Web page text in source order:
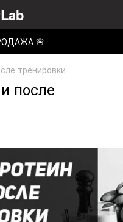
🌸
тренировки
после